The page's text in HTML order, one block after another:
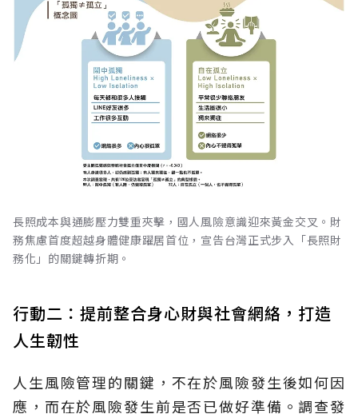
長照成本與通膨壓力雙重夾擊，國人風險意識迎來黃金交叉。財
務焦慮首度超越身體健康躍居首位，宣告台灣正式步入「長照財
務化」的關鍵轉折期。
行動二：提前整合身心財與社會網絡，打造
人生韌性
人生風險管理的關鍵，不在於風險發生後如何因
應，而在於風險發生前是否已做好準備。調查發